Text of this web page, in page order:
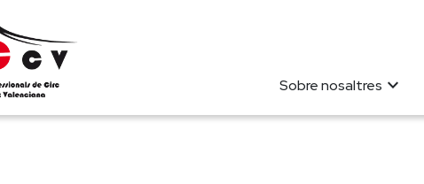
Sobre nosaltres expand_more